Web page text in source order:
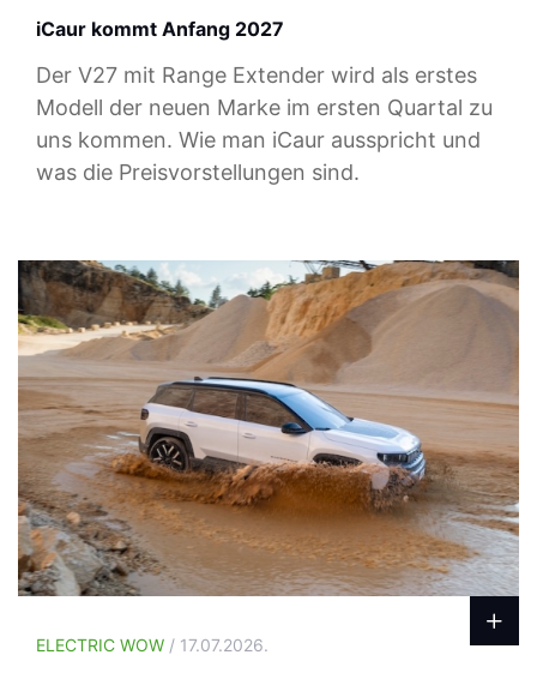
iCaur kommt Anfang 2027
Der V27 mit Range Extender wird als erstes
Modell der neuen Marke im ersten Quartal zu
uns kommen. Wie man iCaur ausspricht und
was die Preisvorstellungen sind.
ELECTRIC WOW / 17.07.2026.